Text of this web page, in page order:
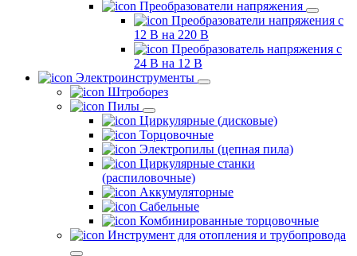
Преобразователи напряжения
Преобразователи напряжения с
12 В на 220 В
Преобразователь напряжения с
24 В на 12 В
Электроинструменты
Штроборез
Пилы
Циркулярные (дисковые)
Торцовочные
Электропилы (цепная пила)
Циркулярные станки
(распиловочные)
Аккумуляторные
Сабельные
Комбинированные торцовочные
Инструмент для отопления и трубопровода